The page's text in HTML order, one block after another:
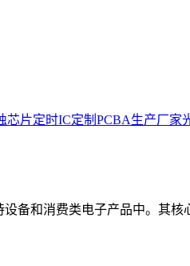
芯片定时IC定制 PCBA生产厂家
备和消费类电子产品中。其